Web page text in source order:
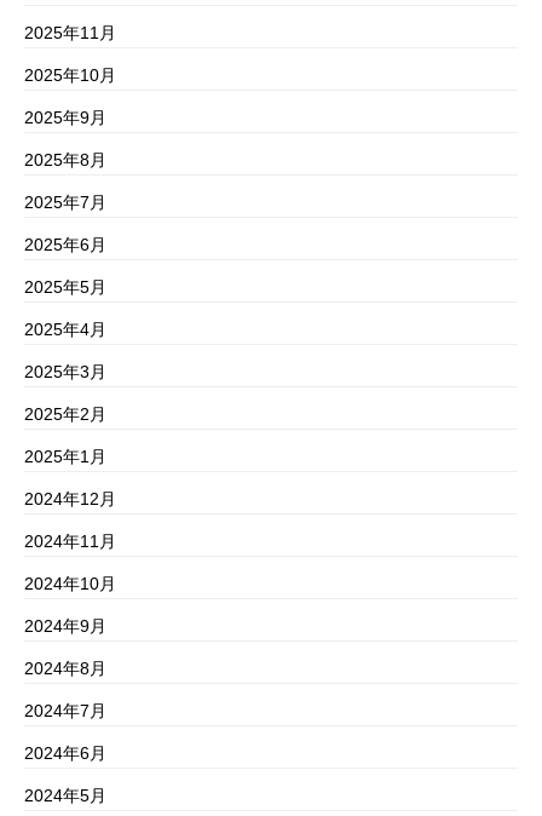
2025年11月
2025年10月
2025年9月
2025年8月
2025年7月
2025年6月
2025年5月
2025年4月
2025年3月
2025年2月
2025年1月
2024年12月
2024年11月
2024年10月
2024年9月
2024年8月
2024年7月
2024年6月
2024年5月